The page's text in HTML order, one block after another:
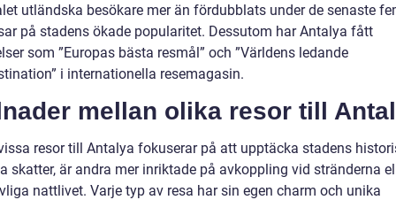
utländska besökare mer än fördubblats under de senaste
på stadens ökade popularitet. Dessutom har Antalya fått
som ”Europas bästa resmål” och ”Världens ledande
i internationella resemagasin.
mellan olika resor till
resor till Antalya fokuserar på att upptäcka stadens
skatter, är andra mer inriktade på avkoppling vid stränderna
nattlivet. Varje typ av resa har sin egen charm och unika